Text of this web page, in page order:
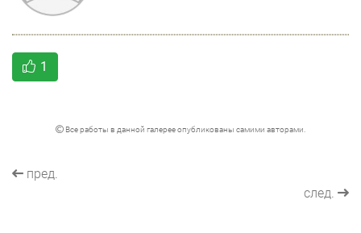
1
Все работы в данной галерее опубликованы самими авторами.
пред.
след.